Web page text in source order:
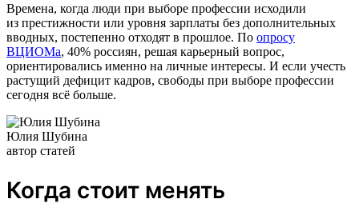
Времена, когда люди при выборе профессии исходили
из престижности или уровня зарплаты без дополнительных
вводных, постепенно отходят в прошлое. По опросу
ВЦИОМа, 40% россиян, решая карьерный вопрос,
ориентировались именно на личные интересы. И если учесть
растущий дефицит кадров, свободы при выборе профессии
сегодня всё больше.
Юлия Шубина
автор статей
Когда стоит менять